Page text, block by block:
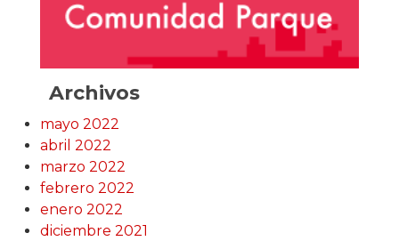
Archivos
mayo 2022
abril 2022
marzo 2022
febrero 2022
enero 2022
diciembre 2021